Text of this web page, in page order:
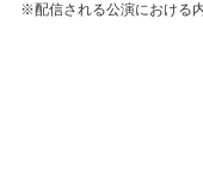
※配信される公演における